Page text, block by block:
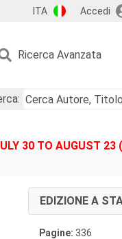
ITA Accedi
Ricerca Avanzata
30 TO AUGUST 23
EDIZIONE A
Pagine: 336